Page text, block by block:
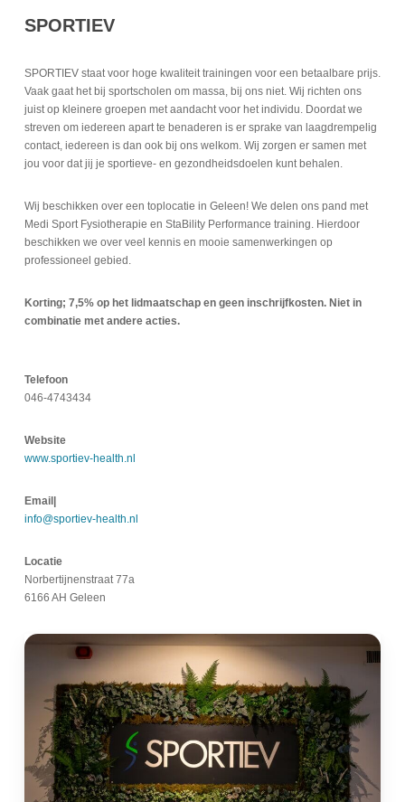
SPORTIEV
SPORTIEV staat voor hoge kwaliteit trainingen voor een betaalbare prijs.
Vaak gaat het bij sportscholen om massa, bij ons niet. Wij richten ons
juist op kleinere groepen met aandacht voor het individu. Doordat we
streven om iedereen apart te benaderen is er sprake van laagdrempelig
contact, iedereen is dan ook bij ons welkom. Wij zorgen er samen met
jou voor dat jij je sportieve- en gezondheidsdoelen kunt behalen.
Wij beschikken over een toplocatie in Geleen! We delen ons pand met
Medi Sport Fysiotherapie en StaBility Performance training. Hierdoor
beschikken we over veel kennis en mooie samenwerkingen op
professioneel gebied.
Korting; 7,5% op het lidmaatschap en geen inschrijfkosten. Niet in
combinatie met andere acties.
Telefoon
046-4743434
Website
www.sportiev-health.nl
Email|
info@sportiev-health.nl
Locatie
Norbertijnenstraat 77a
6166 AH Geleen